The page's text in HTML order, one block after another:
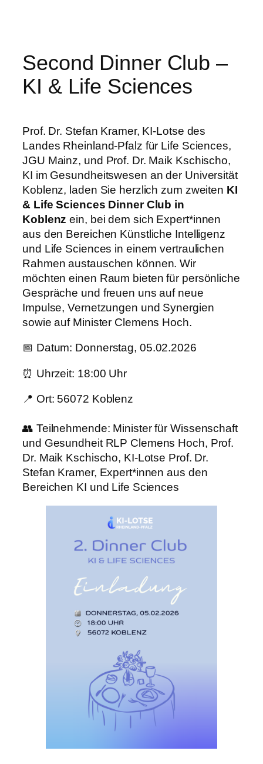
springen
Second Dinner Club –
KI & Life Sciences
Prof. Dr. Stefan Kramer, KI-Lotse des
Landes Rheinland-Pfalz für Life Sciences,
JGU Mainz, und Prof. Dr. Maik Kschischo,
KI im Gesundheitswesen an der Universität
Koblenz, laden Sie herzlich zum zweiten KI
& Life Sciences Dinner Club in
Koblenzein, bei dem sich Expert*innen
aus den Bereichen Künstliche Intelligenz
und Life Sciences in einem vertraulichen
Rahmen austauschen können. Wir
möchten einen Raum bieten für persönliche
Gespräche und freuen uns auf neue
Impulse, Vernetzungen und Synergien
sowie auf Minister Clemens Hoch.
📅 Datum: Donnerstag, 05.02.2026
⏰ Uhrzeit: 18:00 Uhr
📍 Ort: 56072 Koblenz
👥 Teilnehmende: Minister für Wissenschaft
und Gesundheit RLP Clemens Hoch, Prof.
Dr. Maik Kschischo, KI-Lotse Prof. Dr.
Stefan Kramer, Expert*innen aus den
Bereichen KI und Life Sciences